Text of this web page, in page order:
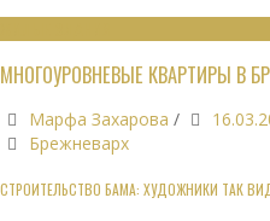
МНОГОУРОВНЕВЫЕ КВАРТИРЫ В
Марфа Захарова /
Брежневарх
СТРОИТЕЛЬСТВО БАМА: ХУДОЖНИКИ ТАК